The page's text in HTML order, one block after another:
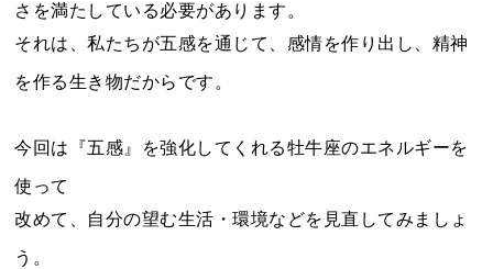
さを満たしている必要があります。
それは、私たちが五感を通じて、感情を作り出し、精神
を作る生き物だからです。
今回は『五感』を強化してくれる牡牛座のエネルギーを
使って
改めて、自分の望む生活・環境などを見直してみましょ
う。